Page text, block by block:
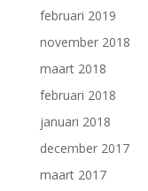
februari 2019
november 2018
maart 2018
februari 2018
januari 2018
december 2017
maart 2017